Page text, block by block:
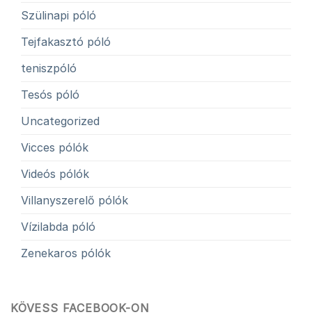
Szülinapi póló
Tejfakasztó póló
teniszpóló
Tesós póló
Uncategorized
Vicces pólók
Videós pólók
Villanyszerelő pólók
Vízilabda póló
Zenekaros pólók
KÖVESS FACEBOOK-ON